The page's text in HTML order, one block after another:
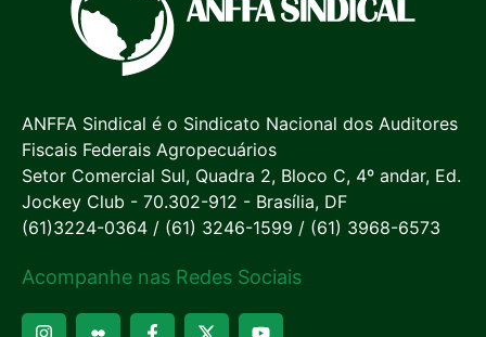
ANFFA Sindical é o Sindicato Nacional dos Auditores
Fiscais Federais Agropecuários
Setor Comercial Sul, Quadra 2, Bloco C, 4º andar, Ed.
Jockey Club - 70.302-912 - Brasília, DF
(61)3224-0364 / (61) 3246-1599 / (61) 3968-6573
Acompanhe nas Redes Sociais